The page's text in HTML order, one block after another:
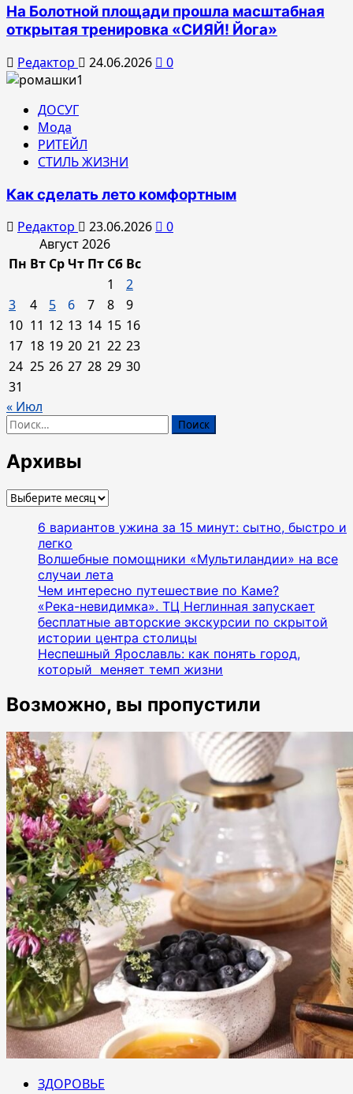
На Болотной площади прошла масштабная
открытая тренировка «СИЯЙ! Йога»
Редактор 24.06.2026 0
ДОСУГ
Мода
РИТЕЙЛ
СТИЛЬ ЖИЗНИ
Как сделать лето комфортным
Редактор 23.06.2026
0
Август 2026
Пн Вт СрЧт Пт Сб Вс
1
2
3
4 5 6 7 8
9
10 11 12 13 14 15 16
17 18 19 20 21 22 23
24 25 26 27 28 29 30
31
« Июл
Найти:
Архивы
Архивы
6 вариантов ужина за 15 минут: сытно, быстро и
легко
Волшебные помощники «Мультиландии» на все
случаи лета
Чем интересно путешествие по Каме?
«Река-невидимка». ТЦ Неглинная запускает
бесплатные авторские экскурсии по скрытой
истории центра столицы
Неспешный Ярославль: как понять город,
который меняет темп жизни
Возможно, вы пропустили
ЗДОРОВЬЕ